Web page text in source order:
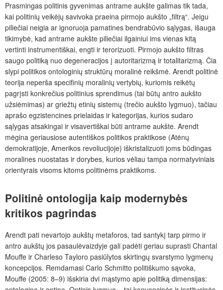
Prasmingas politinis gyvenimas antrame aukšte galimas tik tada,
kai politinių veikėjų savivoka praeina pirmojo aukšto „filtrą“. Jeigu
piliečiai neigia ar ignoruoja pamatines bendrabūvio sąlygas, išauga
tikimybė, kad antrame aukšte piliečiai ilgainiui ims vienas kitą
vertinti instrumentiškai, engti ir terorizuoti. Pirmojo aukšto filtras
saugo politiką nuo degeneracijos į autoritarizmą ir totalitarizmą. Čia
slypi politikos ontologinių struktūrų moralinė reikšmė. Arendt politinė
teorija neperša specifinių moralinių vertybių, kuriomis reikėtų
pagrįsti konkrečius politinius sprendimus (tai būtų antro aukšto
užsiėmimas) ar griežtų etinių sistemų (trečio aukšto lygmuo), tačiau
aprašo egzistencines prielaidas ir kategorijas, kurios sudaro
sąlygas atsakingai ir visavertiškai būti antrame aukšte. Arendt
mėgina geriausiose autentiškos politikos praktikose (Atėnų
demokratijoje, Amerikos revoliucijoje) iškristalizuoti joms būdingas
moralines nuostatas ir dorybes, kurios vėliau tampa normatyviniais
orientyrais visoms kitoms politinėms praktikoms.
Politinė ontologija kaip modernybės
kritikos pagrindas
Arendt pati nevartojo aukštų metaforos, tad santykį tarp pirmo ir
antro aukštų jos pasaulėvaizdyje gali padėti geriau suprasti Chantal
Mouffe ir Charleso Tayloro pasiūlytos skirtingų svarstymo lygmenų
koncepcijos. Remdamasi Carlo Schmitto politiškumo sąvoka,
Mouffe (2005: 8–9) išskiria dvi mąstymo apie politiką dimensijas: